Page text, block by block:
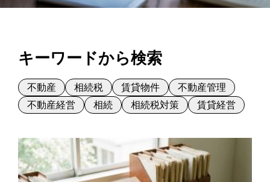
キーワードから検索
不動産 相続税 賃貸物件
不動産管理
不動産経営
相続 相続税対策 賃貸経営